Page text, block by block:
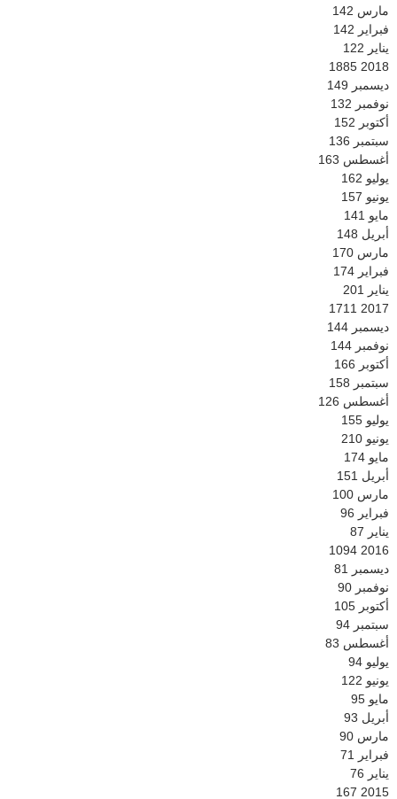
مارس 142
فبراير 142
يناير 122
2018
1885
ديسمبر 149
نوفمبر 132
أكتوبر 152
سبتمبر 136
أغسطس 163
يوليو 162
يونيو 157
مايو 141
أبريل 148
مارس 170
فبراير 174
يناير
201
2017
1711
ديسمبر 144
نوفمبر 144
أكتوبر 166
سبتمبر 158
أغسطس 126
يوليو 155
يونيو 210
مايو 174
أبريل 151
مارس 100
فبراير 96
يناير 87
2016
1094
ديسمبر
81
نوفمبر 90
أكتوبر 105
سبتمبر 94
أغسطس 83
يوليو 94
يونيو 122
مايو 95
أبريل 93
مارس 90
فبراير
71
يناير 76
2015
167